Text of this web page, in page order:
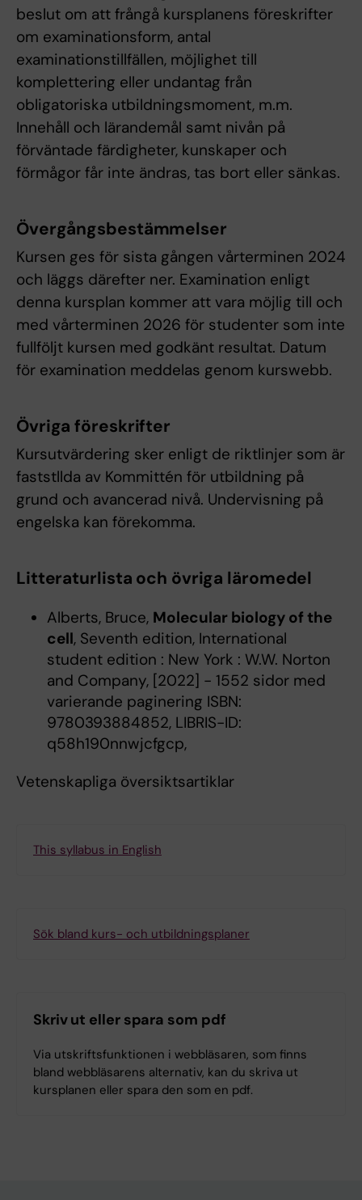
beslut om att frångå kursplanens föreskrifter
om examinationsform, antal
examinationstillfällen, möjlighet till
komplettering eller undantag från
obligatoriska utbildningsmoment, m.m.
Innehåll och lärandemål samt nivån på
förväntade färdigheter, kunskaper och
förmågor får inte ändras, tas bort eller sänkas.
Övergångsbestämmelser
Kursen ges för sista gången vårterminen 2024
och läggs därefter ner. Examination enligt
denna kursplan kommer att vara möjlig till och
med vårterminen 2026 för studenter som inte
fullföljt kursen med godkänt resultat. Datum
för examination meddelas genom kurswebb.
Övriga föreskrifter
Kursutvärdering sker enligt de riktlinjer som är
faststllda av Kommittén för utbildning på
grund och avancerad nivå. Undervisning på
engelska kan förekomma.
Litteraturlista och övriga läromedel
Alberts, Bruce, Molecular biology of the
cell, Seventh edition, International
student edition : New York : W.W. Norton
and Company, [2022] - 1552 sidor med
varierande paginering ISBN:
9780393884852, LIBRIS-ID:
q58h190nnwjcfgcp,
Vetenskapliga översiktsartiklar
This syllabus in English
Sök bland kurs- och utbildningsplaner
Skriv ut eller spara som pdf
Via utskriftsfunktionen i webbläsaren, som finns
bland webbläsarens alternativ, kan du skriva ut
kursplanen eller spara den som en pdf.